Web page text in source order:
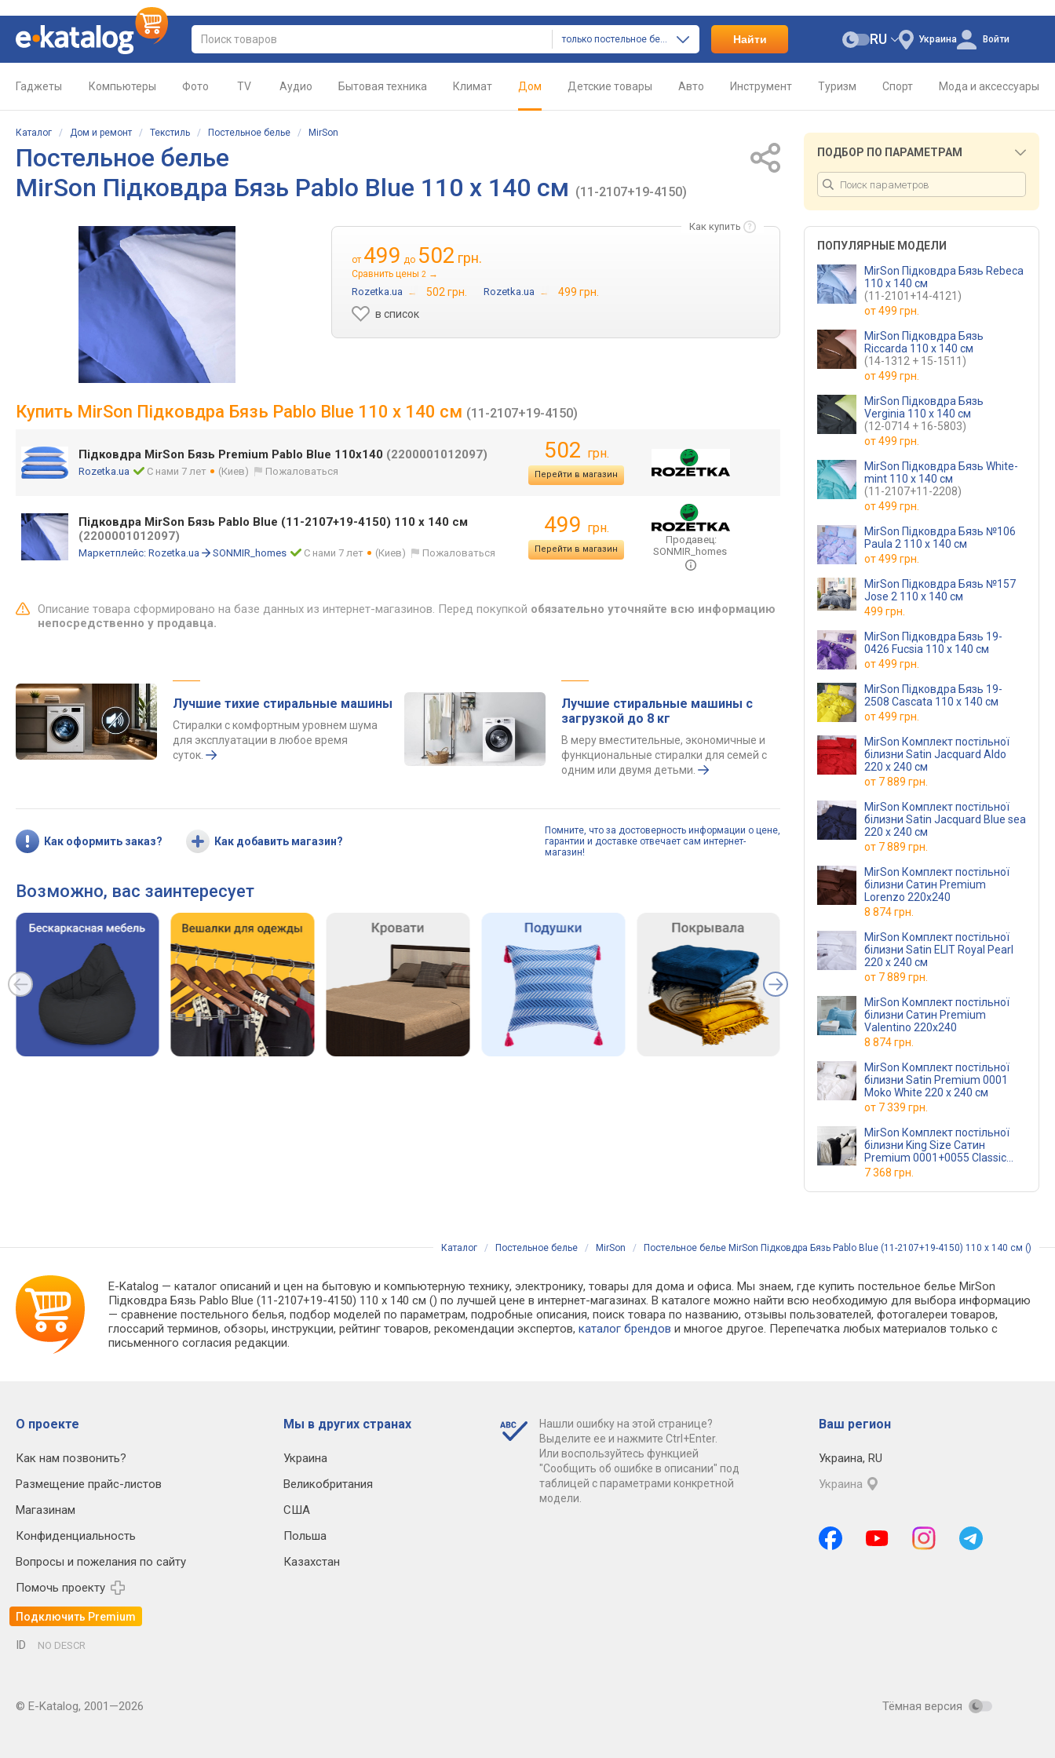
только постельное белье Найти Украина
RU Войти
Гаджеты Компьютеры Фото TV Аудио Бытовая техника Климат Дом Детские товары Авто Инструмент Туризм Спорт Мода и аксессуары
Каталог / Дом и ремонт / Текстиль / Постельное белье / MirSon
Постельное белье
MirSon Підковдра Бязь Pablo Blue 110 x 140 см (11-2107+19-4150)
Как купить
от 499 до 502 грн.
Сравнить цены 2 →
Rozetka.ua → 502 грн. Rozetka.ua →
499 грн.
в список
Купить MirSon Підковдра Бязь Pablo Blue 110 x 140 см (11-2107+19-4150)
Підковдра MirSon Бязь Premium Pablo Blue 110х140 (2200001012097)
Rozetka.ua С нами 7 лет (Киев) Пожаловаться
502 грн.
Перейти в магазин
Підковдра MirSon Бязь Pablo Blue (11-2107+19-4150) 110 x 140 см
(2200001012097)
Маркетплейс: Rozetka.ua SONMIR_homes С нами 7 лет (Киев) Пожаловаться
499 грн.
Перейти в магазин
Продавец:
SONMIR_homes
Описание товара сформировано на базе данных из интернет-магазинов. Перед покупкой обязательно уточняйте всю информацию
непосредственно у продавца.
Лучшие тихие стиральные машины
Стиралки с комфортным уровнем шума
для эксплуатации в любое время
суток.
Лучшие стиральные машины с
загрузкой до 8 кг
В меру вместительные, экономичные и
функциональные стиралки для семей с
одним или двумя детьми.
Как оформить заказ? Как добавить магазин?
Помните, что за достоверность информации о цене,
гарантии и доставке отвечает сам интернет-
магазин!
Возможно, вас заинтересует
ПОДБОР ПО ПАРАМЕТРАМ
ПОПУЛЯРНЫЕ МОДЕЛИ
MirSon Підковдра Бязь Rebeca
110 x 140 см
(11-2101+14-4121)
от499 грн.
MirSon Підковдра Бязь
Riccarda 110 x 140 см
(14-1312 + 15-1511)
от499 грн.
MirSon Підковдра Бязь
Verginia 110 x 140 см
(12-0714 + 16-5803)
от499 грн.
MirSon Підковдра Бязь White-
mint 110 x 140 см
(11-2107+11-2208)
от499 грн.
MirSon Підковдра Бязь №106
Paula 2 110 x 140 см
от499 грн.
MirSon Підковдра Бязь №157
Jose 2 110 x 140 см
499 грн.
MirSon Підковдра Бязь 19-
0426 Fucsia 110 x 140 см
от499 грн.
MirSon Підковдра Бязь 19-
2508 Cascata 110 x 140 см
от499 грн.
MirSon Комплект постільної
білизни Satin Jacquard Aldo
220 x 240 см
от 7 889 грн.
MirSon Комплект постільної
білизни Satin Jacquard Blue sea
220 x 240 см
от 7 889 грн.
MirSon Комплект постільної
білизни Сатин Premium
Lorenzo 220х240
8 874 грн.
MirSon Комплект постільної
білизни Satin ELIT Royal Pearl
220 x 240 см
от 7 889 грн.
MirSon Комплект постільної
білизни Сатин Premium
Valentino 220х240
8 874 грн.
MirSon Комплект постільної
білизни Satin Premium 0001
Moko White 220 x 240 см
от 7 339 грн.
MirSon Комплект постільної
білизни King Size Сатин
Premium 0001+0055 Classic
220х240
7 368 грн.
Каталог / Постельное белье / MirSon / Постельное белье MirSon Підковдра Бязь Pablo Blue (11-2107+19-4150) 110 x 140 см ()
E-Katalog — каталог описаний и цен на бытовую и компьютерную технику, электронику, товары для дома и офиса. Мы знаем, где купить постельное белье MirSon
Підковдра Бязь Pablo Blue (11-2107+19-4150) 110 x 140 см () по лучшей цене в интернет-магазинах. В каталоге можно найти всю необходимую для выбора информацию
— сравнение постельного белья, подбор моделей по параметрам, подробные описания, поиск товара по названию, отзывы пользователей, фотогалереи товаров,
глоссарий терминов, обзоры, инструкции, рейтинг товаров, рекомендации экспертов,каталог брендов и многое другое. Перепечатка любых материалов только с
письменного согласия редакции.
О проекте
Как нам позвонить?
Размещение прайс-листов
Магазинам
Конфиденциальность
Вопросы и пожелания по сайту
Помочь проекту
Подключить Premium
Мы в других странах
Украина
Великобритания
США
Польша
Казахстан
Нашли ошибку на этой странице?
Выделите ее и нажмите Ctrl+Enter.
Или воспользуйтесь функцией
"Сообщить об ошибке в описании" под
таблицей с параметрами конкретной
модели.
Ваш регион
Украина, RU
Украина
ID NO DESCR
© E-Katalog, 2001—2026 Тёмная версия